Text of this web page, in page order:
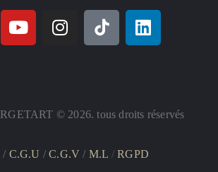
© 2026. tous droits réservés
/ C.G.U /C.G.V/ M.L /RGPD